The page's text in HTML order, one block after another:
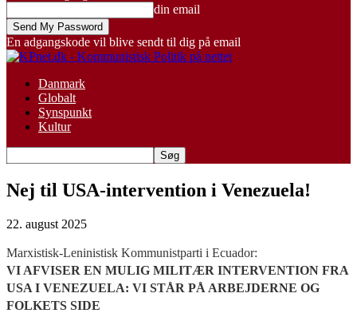
din email
En adgangskode vil blive sendt til dig på email
Danmark
Globalt
Synspunkt
Kultur
Nej til USA-intervention i Venezuela!
22. august 2025
Marxistisk-Leninistisk Kommunistparti i Ecuador:
VI AFVISER EN MULIG MILITÆR INTERVENTION FRA
USA I VENEZUELA: VI STÅR PÅ ARBEJDERNE OG
FOLKETS SIDE